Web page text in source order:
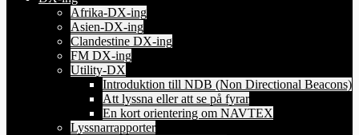
Afrika-DX-ing
Asien-DX-ing
Clandestine DX-ing
FM DX-ing
Utility-DX
Introduktion till NDB (Non Directional Beacons)
Att lyssna eller att se på fyrar
En kort orientering om NAVTEX
Lyssnarrapporter